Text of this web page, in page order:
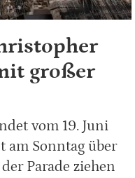
großer
vom 19. Juni
am Sonntag über
Parade ziehen